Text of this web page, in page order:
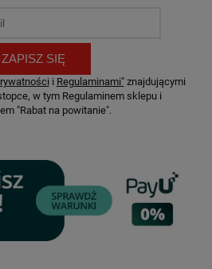
ZAPISZ SIĘ
i Regulaminami"znajdującymi
w tym Regulaminem sklepu i
"Rabat na powitanie".